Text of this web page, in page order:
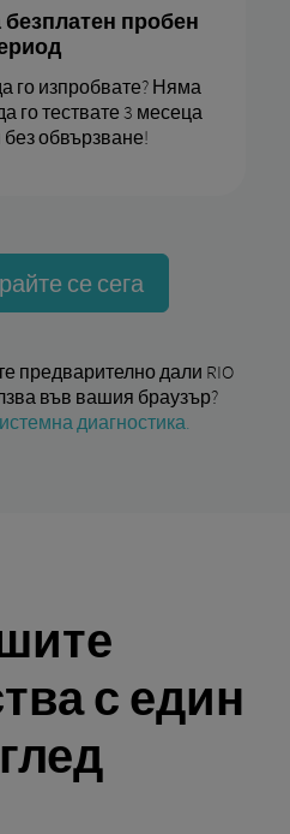
пробен
го изпробвате? Няма
го тествате 3 месеца
без обвързване!
се сега
предварително дали RIO
във вашия браузър?
диагностика.
с един